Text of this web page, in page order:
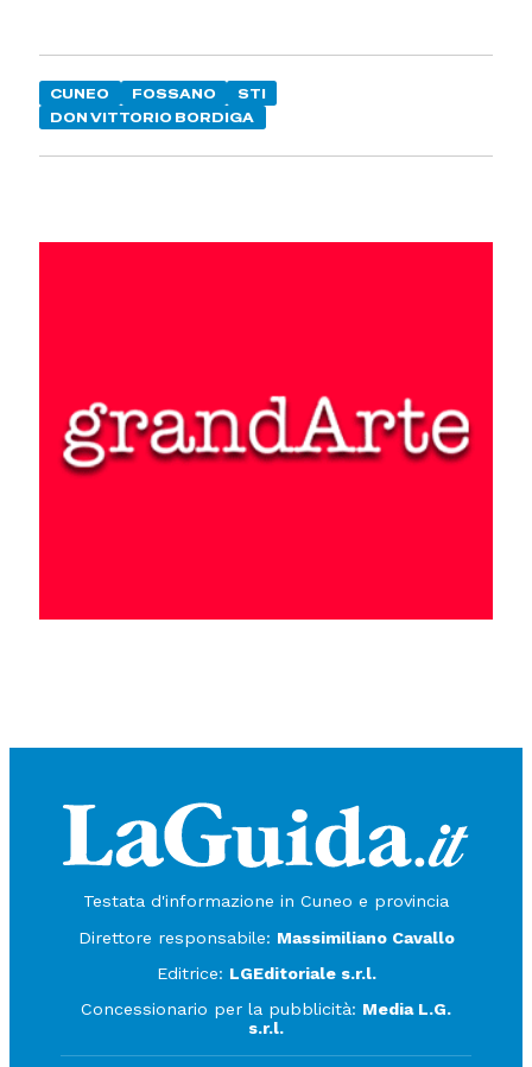
CUNEO FOSSANO
STI
DON VITTORIO BORDIGA
Testata d'informazione in Cuneo e provincia
Direttore responsabile: Massimiliano Cavallo
Editrice: LGEditoriale s.r.l.
Concessionario per la pubblicità: Media L.G.
s.r.l.